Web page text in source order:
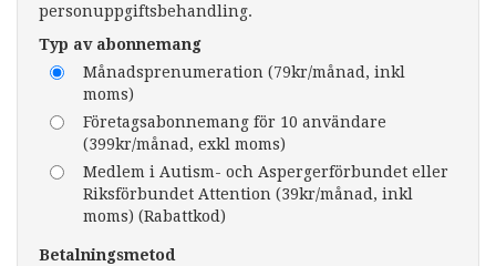
personuppgiftsbehandling.
Typ av abonnemang
Månadsprenumeration (79kr/månad, inkl
moms)
Företagsabonnemang för 10 användare
(399kr/månad, exkl moms)
Medlem i Autism- och Aspergerförbundet eller
Riksförbundet Attention (39kr/månad, inkl
moms) (Rabattkod)
Betalningsmetod